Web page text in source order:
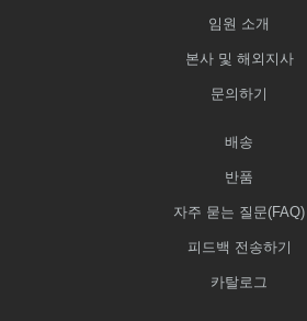
임원 소개
본사 및 해외지사
문의하기
배송
반품
자주 묻는 질문(FAQ)
피드백 전송하기
카탈로그